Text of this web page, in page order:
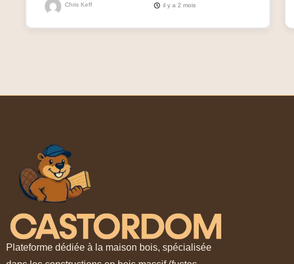
Chris Keff il y a 2 mois
Plateforme dédiée à la maison bois, spécialisée